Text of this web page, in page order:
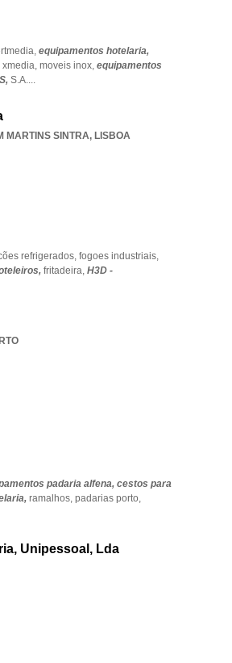
equipamentos hotelaria,
xmedia, moveis inox, equipamentos
S.A....
MARTINS SINTRA, LISBOA
refrigerados, fogoes industriais,
fritadeira, H3D -
padaria alfena, cestos para
ramalhos, padarias porto,
Unipessoal, Lda